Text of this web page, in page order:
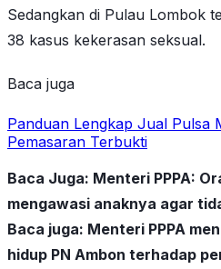
Sedangkan di Pulau Lombok
38 kasus kekerasan seksual.
Baca juga
Panduan Lengkap Jual Pulsa
Pemasaran Terbukti
Baca Juga: Menteri PPPA:
mengawasi anaknya agar
Baca juga: Menteri PPPA
hidup PN Ambon terhadap